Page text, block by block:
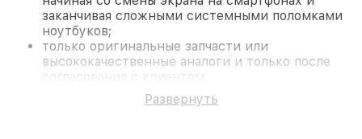
заканчивая сложными системными поломками
ноутбуков;
только оригинальные запчасти или
высококачественные аналоги и только после
согласования с клиентом.
На все работы и замененные комплектующие
предоставляется длительная гарантия. В случае
Развернуть